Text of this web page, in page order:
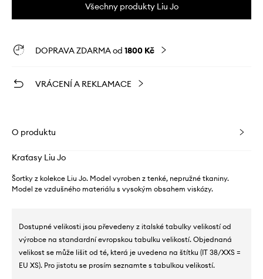
Všechny produkty Liu Jo
DOPRAVA ZDARMA od 1800 Kč
VRÁCENÍ A REKLAMACE
O produktu
Kraťasy Liu Jo
Šortky z kolekce Liu Jo. Model vyroben z tenké, nepružné tkaniny.
Model ze vzdušného materiálu s vysokým obsahem viskózy.
Dostupné velikosti jsou převedeny z italské tabulky velikostí od
výrobce na standardní evropskou tabulku velikostí. Objednaná
velikost se může lišit od té, která je uvedena na štítku (IT 38/XXS =
EU XS). Pro jistotu se prosím seznamte s tabulkou velikostí.